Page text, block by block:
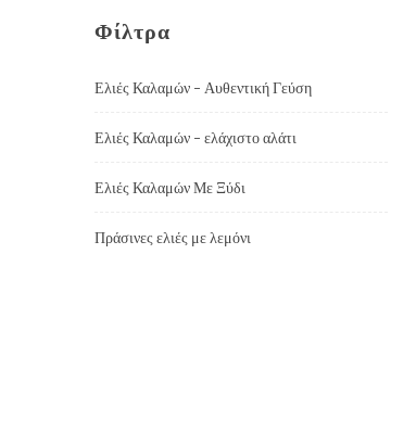
Φίλτρα
Ελιές Καλαμών - Αυθεντική Γεύση
Ελιές Καλαμών - ελάχιστο αλάτι
Ελιές Καλαμών Με Ξύδι
Πράσινες ελιές με λεμόνι